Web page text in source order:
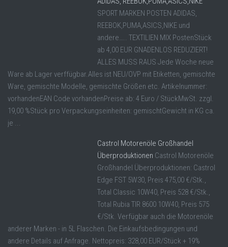
SPORT MARKEN POSTEN ADIDAS,
REEBOK,PUMA,ASICS,NIKE und
andere….. TEXTILIEN MIX PostenStück
ab 4,00 EUR GNADENLOS REDUZIERT!
ALLES MUSS RAUS Jede Woche neue
Ware ab Lager verffügbar.Alles ist NEU/OVP mit Etiketten, gemischte
Ware, gemischte Modelle, gemischte Größen etc. Artikelnummer:
vorhandenEAN Code vorhandenPreise ab: 4 Euro / StückMwSt. zzgl.
19,00 %Stück pro Verpackungseinheiten: gemischtGewicht in KG ca.
je ...
Castrol Motorenöle Großhandel
Überproduktionen Castrol Motorenöle
Großhandel Überproduktionen: Castrol
Edge FST 5W30, Preis 475,00 €/Stk.,
Total Classic 10W40, Preis 528 €/Stk.,
Total Rubia TIR 8600 10W40, Preis 575
€/Stk. Verfügbar auch die Motorenöle
anderer Marken - in 5L Flaschen. Die Einkaufsbedingungen und
andere Details auf Anfrage. Nettopreis: 328,00 EUR/Stück + 19%